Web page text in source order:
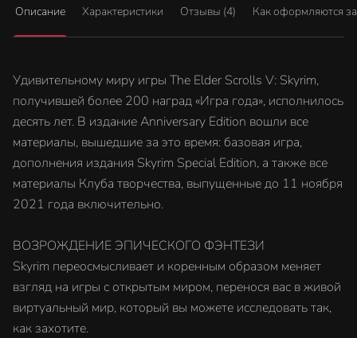
Описание Характеристики Отзывы (4) Как оформляются
Удивительному миру игры The Elder Scrolls V: Skyrim,
получившей более 200 наград «Игра года», исполнилось
десять лет. В издание Anniversary Edition вошли все
материалы, вышедшие за это время: базовая игра,
дополнения издания Skyrim Special Edition, а также все
материалы Клуба творчества, выпущенные до 11 ноября
2021 года включительно.
ВОЗРОЖДЕНИЕ ЭПИЧЕСКОГО ФЭНТЕЗИ
Skyrim переосмысливает и коренным образом меняет
взгляд на игры с открытым миром, перенося вас в живой
виртуальный мир, который вы можете исследовать так,
как захотите.